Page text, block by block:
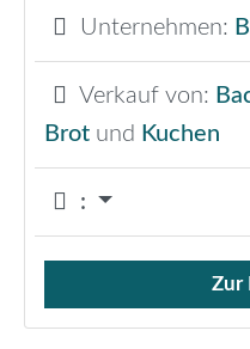
Unternehmen:
Verkauf von:
Brot und Kuchen
:
Verkauf von Brötchen,
Zur